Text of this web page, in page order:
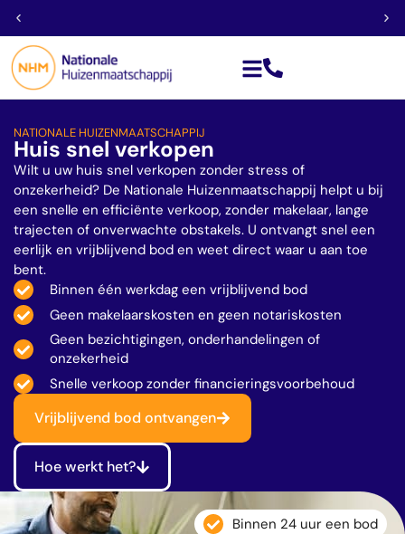
Géén financieringsvoorbehoud
NATIONALE HUIZENMAATSCHAPPIJ
Huis snel verkopen
Wilt u uw huis snel verkopen zonder stress of
onzekerheid? De Nationale Huizenmaatschappij helpt u bij
een snelle en efficiënte verkoop, zonder makelaar, lange
trajecten of onverwachte obstakels. U ontvangt snel een
eerlijk en vrijblijvend bod en weet direct waar u aan toe
bent.
Binnen één werkdag een vrijblijvend bod
Geen makelaarskosten en geen notariskosten
Geen bezichtigingen, onderhandelingen of
onzekerheid
Snelle verkoop zonder financieringsvoorbehoud
Vrijblijvend bod ontvangen
Hoe werkt het?
Binnen 24 uur een bod